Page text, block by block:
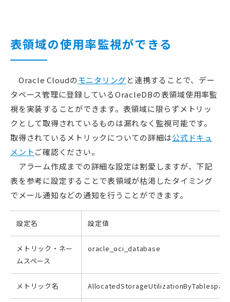
表領域の使用率監視ができる
Oracle Cloudのモニタリングと連携することで、デー
タベース管理に登録しているOracleDBの表領域使用率監
視を実装することができます。表領域に限らずメトリッ
クとして取得されているものは漏れなく監視可能です。
取得されているメトリックについての詳細は公式ドキュ
メントご確認ください。
アラーム作成までの詳細な設定は割愛しますが、下記
表を参考に設定することで表領域が枯渇したタイミング
でメール通知などの通知を行うことができます。
設定名 設定値
メトリック・ネー
ムスペース
oracle_oci_database
メトリック名